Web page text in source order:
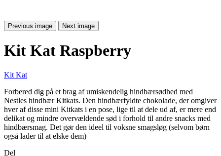
Previous image Next image
Kit Kat Raspberry
Kit Kat
Forbered dig på et brag af umiskendelig hindbærsødhed med
Nestles hindbær Kitkats. Den hindbærfyldte chokolade, der omgiver
hver af disse mini Kitkats i en pose, lige til at dele ud af, er mere end
delikat og mindre overvældende sød i forhold til andre snacks med
hindbærsmag. Det gør den ideel til voksne smagsløg (selvom børn
også lader til at elske dem)
Del